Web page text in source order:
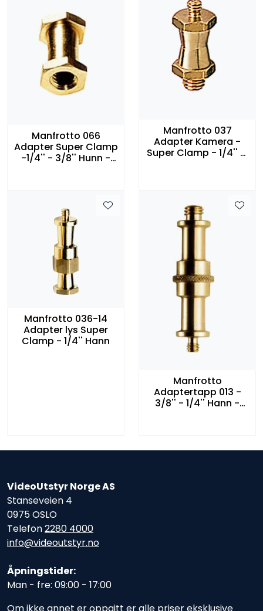
Manfrotto 066
Adapter Super Clamp
-1/4'' - 3/8'' Hunn -
Manfrotto 037
Adapter Kamera -
Super Clamp - 1/4'' &
Manfrotto 036-14
Adapter lys Super
Clamp - 1/4'' Hann
Manfrotto
Adaptertapp 013 -
3/8'' - 1/4'' Hann -
VideoUtstyr Norge AS
Stanseveien 4
0975 OSLO
Telefon2280 4000
info@videoutstyr.no
Åpningstider:
Man - fre: 09:00 - 17:00
Om ikke annet er oppgitt er alle priser eksklusive